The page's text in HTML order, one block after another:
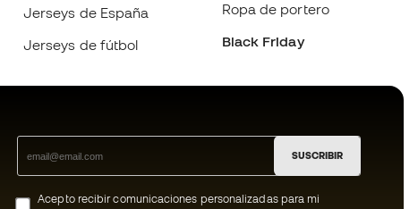
Jerseys de España
Jerseys de fútbol
Ropa de portero
Black Friday
SUSCRIBIR
Acepto recibir comunicaciones personalizadas para mi